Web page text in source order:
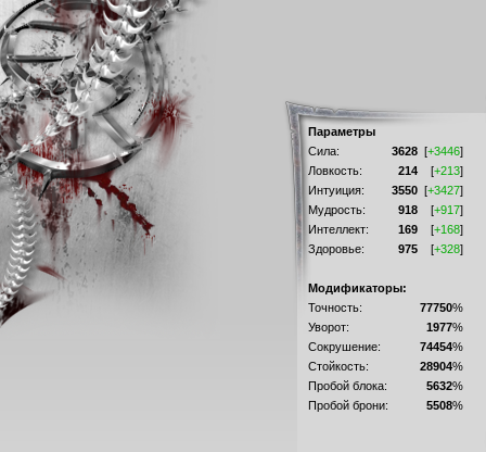
Параметры
Сила:
3628 [+3446]
Ловкость:
214 [+213]
Интуиция:
3550 [+3427]
Мудрость:
918 [+917]
Интеллект:
169 [+168]
Здоровье:
975 [+328]
Модификаторы:
Точность:
77750%
Уворот:
1977%
Сокрушение:
74454%
Стойкость:
28904%
Пробой блока:
5632%
Пробой брони:
5508%